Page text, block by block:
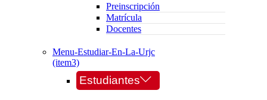
Preinscripción
Matrícula
Docentes
Menu-Estudiar-En-La-Urjc
(item3)
Estudiantes